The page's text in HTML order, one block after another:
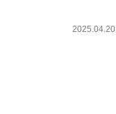
2025.04.20